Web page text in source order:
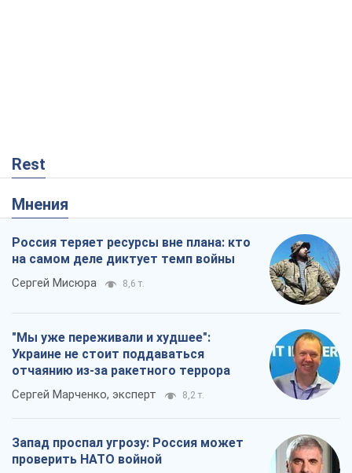
Rest
Мнения
Россия теряет ресурсы вне плана: кто
на самом деле диктует темп войны
Сергей Мисюра 8,6 т.
"Мы уже переживали и худшее":
Украине не стоит поддаваться
отчаянию из-за ракетного террора
Сергей Марченко, эксперт 8,2 т.
Запад проспал угрозу: Россия может
проверить НАТО войной